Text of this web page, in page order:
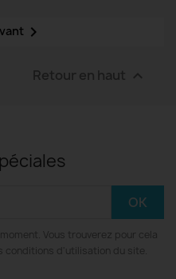

Retour en haut 
Vous trouverez pour cela
conditions d'utilisation du site.